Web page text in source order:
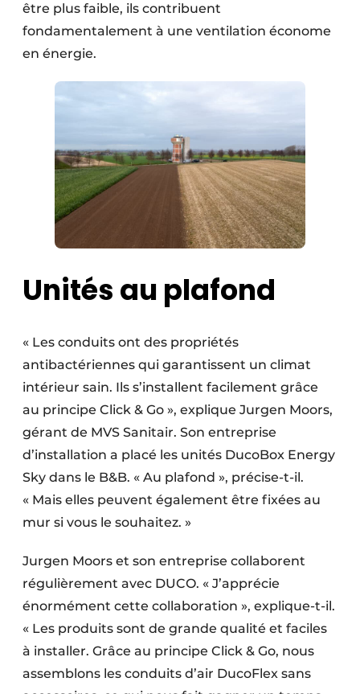
être plus faible, ils contribuent
fondamentalement à une ventilation économe
en énergie.
Unités au plafond
« Les conduits ont des propriétés
antibactériennes qui garantissent un climat
intérieur sain. Ils s’installent facilement grâce
au principe Click & Go », explique Jurgen Moors,
gérant de MVS Sanitair. Son entreprise
d’installation a placé les unités DucoBox Energy
Sky dans le B&B. « Au plafond », précise-t-il.
« Mais elles peuvent également être fixées au
mur si vous le souhaitez. »
Jurgen Moors et son entreprise collaborent
régulièrement avec DUCO. « J’apprécie
énormément cette collaboration », explique-t-il.
« Les produits sont de grande qualité et faciles
à installer. Grâce au principe Click & Go, nous
assemblons les conduits d’air DucoFlex sans